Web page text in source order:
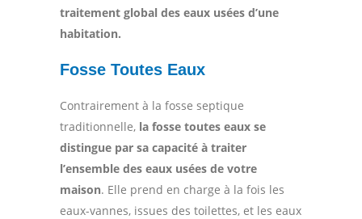
traitement global des eaux usées d’une
habitation.
Fosse Toutes Eaux
Contrairement à la fosse septique
traditionnelle, la fosse toutes eaux se
distingue par sa capacité à traiter
l’ensemble des eaux usées de votre
maison. Elle prend en charge à la fois les
eaux-vannes, issues des toilettes, et les eaux